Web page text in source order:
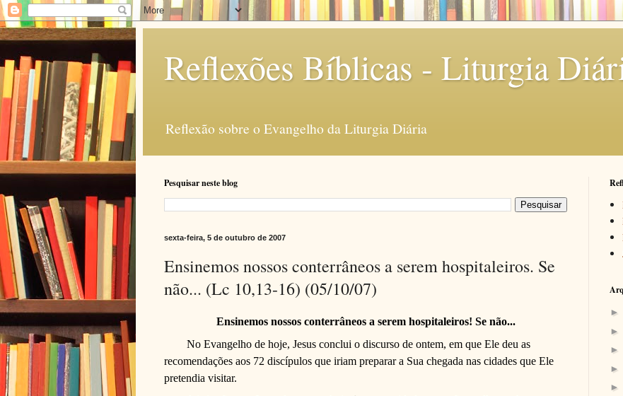
Reflexões Bíblicas - Liturgia
Reflexão sobre o Evangelho da Liturgia Diária
Pesquisar neste blog
sexta-feira, 5 de outubro de 2007
Ensinemos nossos conterrâneos a serem hospitaleiros. Se
não... (Lc 10,13-16) (05/10/07)
Ensinemos nossos conterrâneos a serem hospitaleiros! Se não...
No Evangelho de hoje, Jesus conclui o discurso de ontem, em que Ele deu as
recomendações aos 72 discípulos que iriam preparar a Sua chegada nas cidades que Ele
pretendia visitar.
►
►
►
►
►